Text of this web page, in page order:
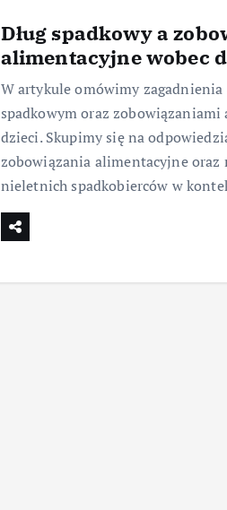
Dług spadkowy a
alimentacyjne wobec
W artykule omówimy zagadnienia
spadkowym oraz
dzieci. Skupimy się na
zobowiązania alimentacyjne
nieletnich spadkobierców w